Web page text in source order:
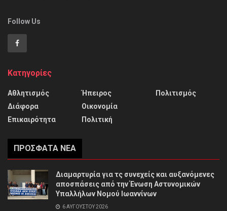
Follow Us
Κατηγορίες
Αθλητισμός
Διάφορα
Επικαιρότητα
Ήπειρος
Οικονομία
Πολιτική
Πολιτισμός
ΠΡΌΣΦΑΤΑ ΝΈΑ
Διαμαρτυρία για τς συνεχείς και αυξανόμενες
αποσπάσεις από την Ένωση Αστυνομικών
Υπαλλήλων Νομού Ιωαννίνων
6 ΑΥΓΟΎΣΤΟΥ 2026